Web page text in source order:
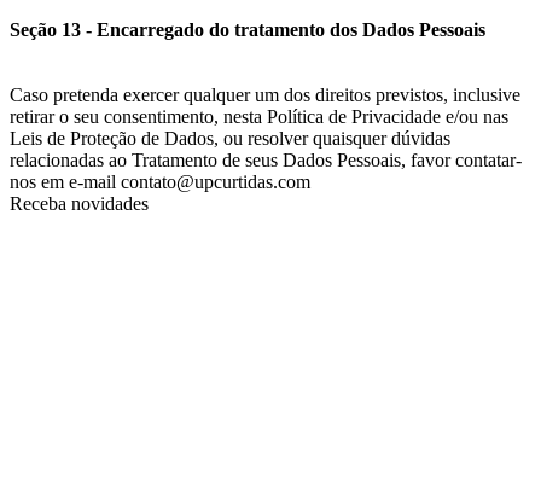
Seção 13 - Encarregado do tratamento dos Dados Pessoais
Caso pretenda exercer qualquer um dos direitos previstos, inclusive
retirar o seu consentimento, nesta Política de Privacidade e/ou nas
Leis de Proteção de Dados, ou resolver quaisquer dúvidas
relacionadas ao Tratamento de seus Dados Pessoais, favor contatar-
nos em e-mail contato@upcurtidas.com
Receba novidades